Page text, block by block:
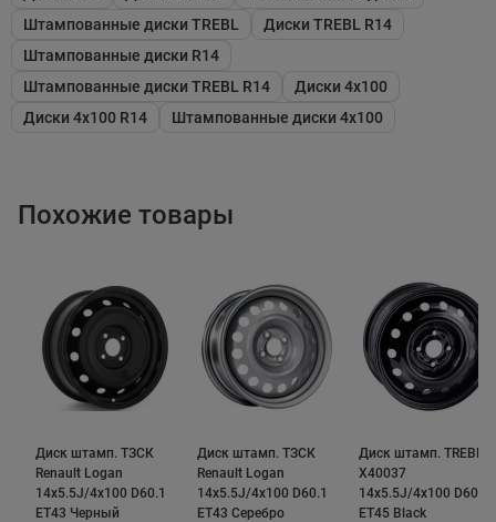
Штампованные диски TREBL
Диски TREBL R14
Штампованные диски R14
Штампованные диски TREBL R14
Диски 4x100
Диски 4x100 R14
Штампованные диски 4x100
Похожие товары
Диск штамп. ТЗСК
Renault Logan
14x5.5J/4x100 D60.1
ET43 Черный
Диск штамп. ТЗСК
Renault Logan
14x5.5J/4x100 D60.1
ET43 Серебро
Диск штамп. TREBL
X40037
14x5.5J/4x100 D60.1
ET45 Black